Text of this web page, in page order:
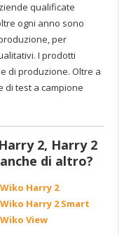
qualificate
ogni anno sono
per
I prodotti
di produzione. Oltre a
di test a campione
2, Harry 2
di altro?
Harry 2
Harry 2 Smart
View